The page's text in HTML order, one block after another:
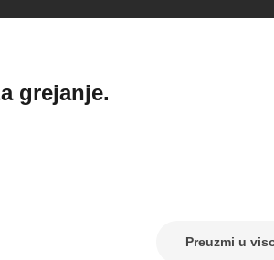
grejanje.
Preuzmi u